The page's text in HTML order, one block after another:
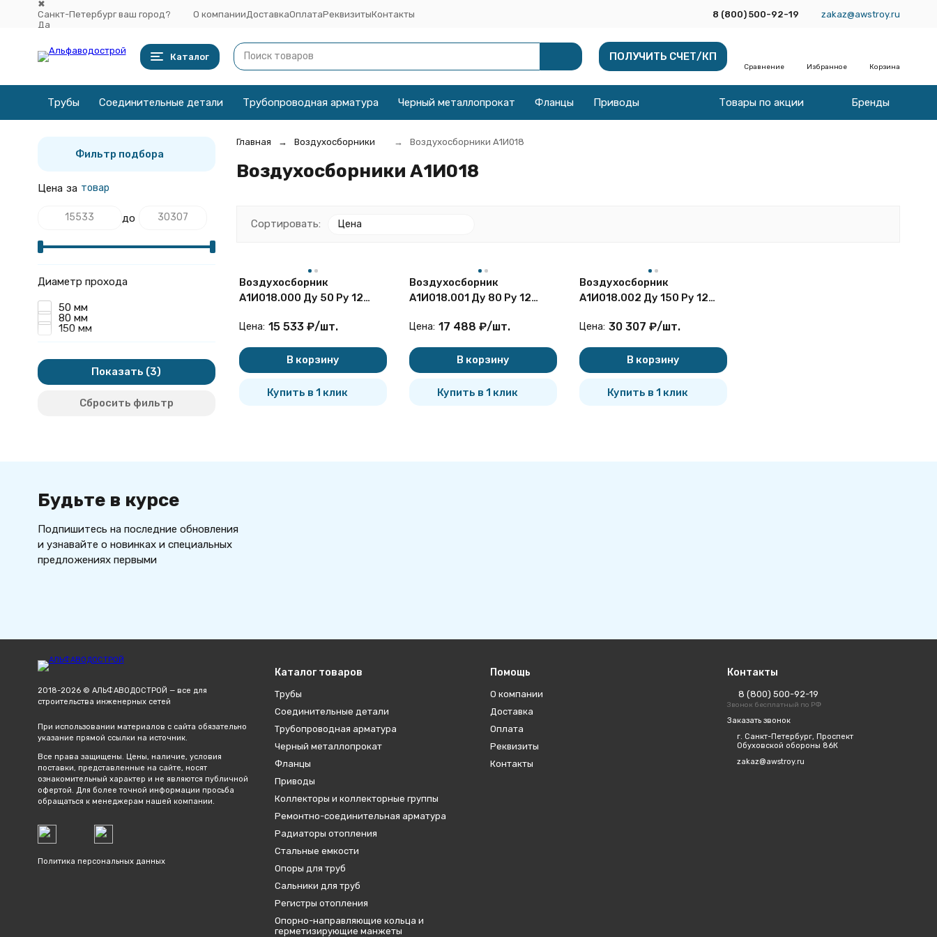
✖
Санкт-Петербург ваш город?
Да
О компании ДоставкаОплатаРеквизитыКонтакты 8 (800) 500-92-19 zakaz@awstroy.ru
Каталог ПОЛУЧИТЬ СЧЕТ/КП
Сравнение Избранное Корзина
Трубы Соединительные детали Трубопроводная арматура Черный металлопрокат Фланцы Приводы Товары по акции Бренды
Главная Воздухосборники Воздухосборники А1И018
Воздухосборники А1И018
Сортировать: Цена
покупателей
Воздухосборник
А1И018.000 Ду 50 Ру 12
5.903-20 выпуск 1
Цена: 15 533 ₽/шт.
В корзину
Купить в 1 клик
Воздухосборник
А1И018.001 Ду 80 Ру 12
5.903-20 выпуск 1
Цена: 17 488 ₽/шт.
В корзину
Купить в 1 клик
Воздухосборник
А1И018.002 Ду 150 Ру 12
5.903-20 выпуск 1
Цена: 30 307 ₽/шт.
В корзину
Купить в 1 клик
Фильтр подбора
Цена за товар
до
Диаметр прохода
50 мм
80 мм
150 мм
Показать
Сбросить фильтр
Будьте в курсе
Подпишитесь на последние обновления
и узнавайте о новинках и специальных
предложениях первыми
2018-2026 © АЛЬФАВОДОСТРОЙ — все для
строительства инженерных сетей
При использовании материалов с сайта обязательно
указание прямой ссылки на источник.
Все права защищены. Цены, наличие, условия
поставки, представленные на сайте, носят
ознакомительный характер и не являются публичной
офертой. Для более точной информации просьба
обращаться к менеджерам нашей компании.
Политика персональных данных
Каталог товаров
Трубы
Соединительные детали
Трубопроводная арматура
Черный металлопрокат
Фланцы
Приводы
Коллекторы и коллекторные группы
Ремонтно-соединительная арматура
Радиаторы отопления
Стальные емкости
Опоры для труб
Сальники для труб
Регистры отопления
Опорно-направляющие кольца и
герметизирующие манжеты
Помощь
О компании
Доставка
Оплата
Реквизиты
Контакты
Контакты
8 (800) 500-92-19
Звонок бесплатный по РФ
Заказать звонок
г. Санкт-Петербург, Проспект
Обуховской обороны 86К
zakaz@awstroy.ru